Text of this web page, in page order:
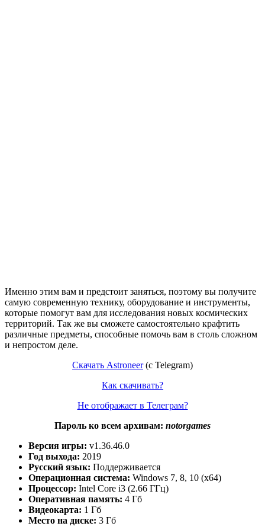
Именно этим вам и предстоит заняться, поэтому вы получите
самую современную технику, оборудование и инструменты,
которые помогут вам для исследования новых космических
территорий. Так же вы сможете самостоятельно крафтить
различные предметы, способные помочь вам в столь сложном
и непростом деле.
Скачать Astroneer(с Telegram)
Как скачивать?
Не отображает в Телеграм?
Пароль ко всем архивам: notorgames
Версия игры: v1.36.46.0
Год выхода: 2019
Русский язык: Поддерживается
Операционная система: Windows 7, 8, 10 (x64)
Процессор: Intel Core i3 (2.66 ГГц)
Оперативная память: 4 Гб
Видеокарта: 1 Гб
Место на диске: 3 Гб